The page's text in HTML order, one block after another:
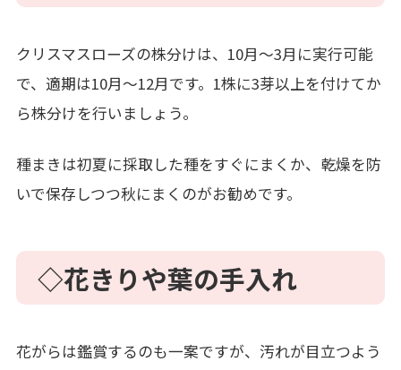
クリスマスローズの株分けは、10月～3月に実行可能
で、適期は10月～12月です。1株に3芽以上を付けてか
ら株分けを行いましょう。
種まきは初夏に採取した種をすぐにまくか、乾燥を防
いで保存しつつ秋にまくのがお勧めです。
◇花きりや葉の手入れ
花がらは鑑賞するのも一案ですが、汚れが目立つよう